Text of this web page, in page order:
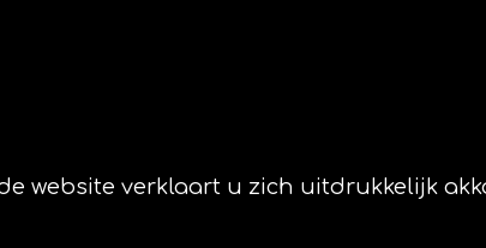
website verklaart u zich uitdrukkelijk